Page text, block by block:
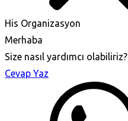
His Organizasyon
Merhaba
Size nasıl yardımcı olabiliriz?
Cevap Yaz